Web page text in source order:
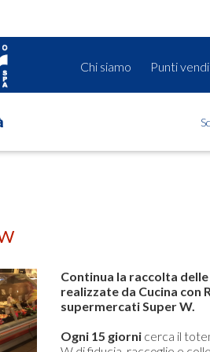
Chi siamo Punti
Continua la raccolta
realizzate da Cucina con
supermercati Super W.
Ogni 15 giorni cerca il